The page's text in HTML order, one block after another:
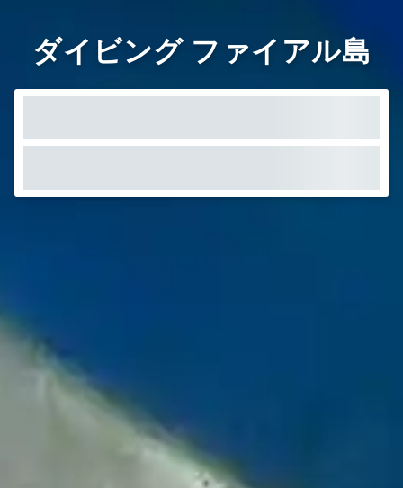
ダイビング ファイアル島